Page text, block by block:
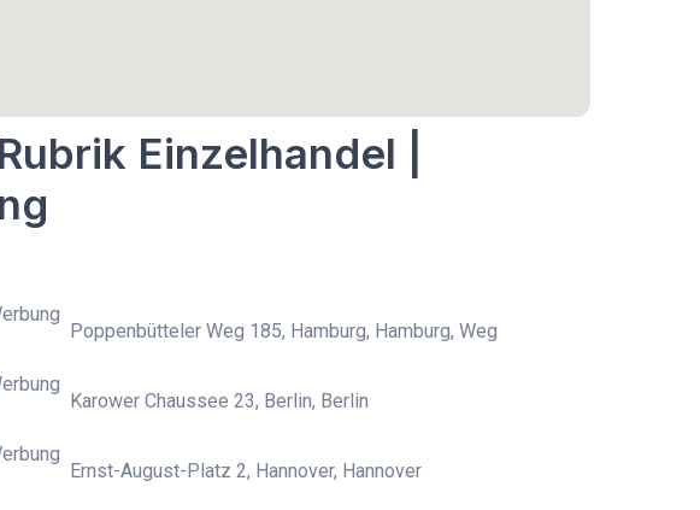
Einzelhandel |
Poppenbütteler Weg 185, Hamburg, Hamburg, Weg
Karower Chaussee 23, Berlin, Berlin
Ernst-August-Platz 2, Hannover, Hannover